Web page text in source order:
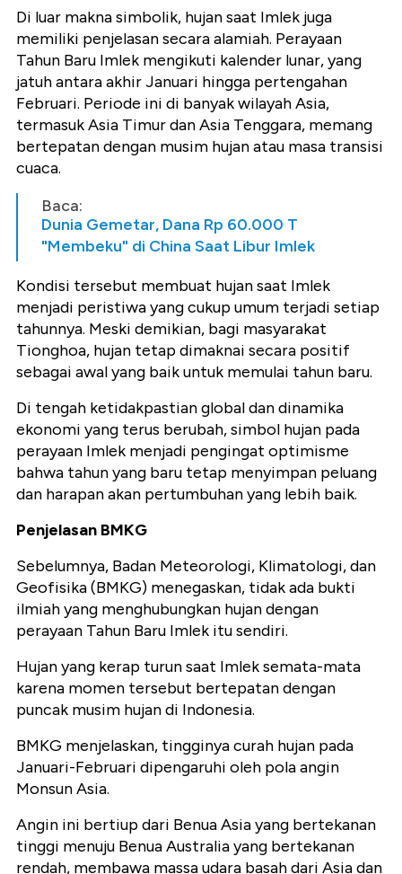
Di luar makna simbolik, hujan saat Imlek juga
memiliki penjelasan secara alamiah. Perayaan
Tahun Baru Imlek mengikuti kalender lunar, yang
jatuh antara akhir Januari hingga pertengahan
Februari. Periode ini di banyak wilayah Asia,
termasuk Asia Timur dan Asia Tenggara, memang
bertepatan dengan musim hujan atau masa transisi
cuaca.
Baca:
Dunia Gemetar, Dana Rp 60.000 T
"Membeku" di China Saat Libur Imlek
Kondisi tersebut membuat hujan saat Imlek
menjadi peristiwa yang cukup umum terjadi setiap
tahunnya. Meski demikian, bagi masyarakat
Tionghoa, hujan tetap dimaknai secara positif
sebagai awal yang baik untuk memulai tahun baru.
Di tengah ketidakpastian global dan dinamika
ekonomi yang terus berubah, simbol hujan pada
perayaan Imlek menjadi pengingat optimisme
bahwa tahun yang baru tetap menyimpan peluang
dan harapan akan pertumbuhan yang lebih baik.
Penjelasan BMKG
Sebelumnya, Badan Meteorologi, Klimatologi, dan
Geofisika (BMKG) menegaskan, tidak ada bukti
ilmiah yang menghubungkan hujan dengan
perayaan Tahun Baru Imlek itu sendiri.
Hujan yang kerap turun saat Imlek semata-mata
karena momen tersebut bertepatan dengan
puncak musim hujan di Indonesia.
BMKG menjelaskan, tingginya curah hujan pada
Januari-Februari dipengaruhi oleh pola angin
Monsun Asia.
Angin ini bertiup dari Benua Asia yang bertekanan
tinggi menuju Benua Australia yang bertekanan
rendah, membawa massa udara basah dari Asia dan